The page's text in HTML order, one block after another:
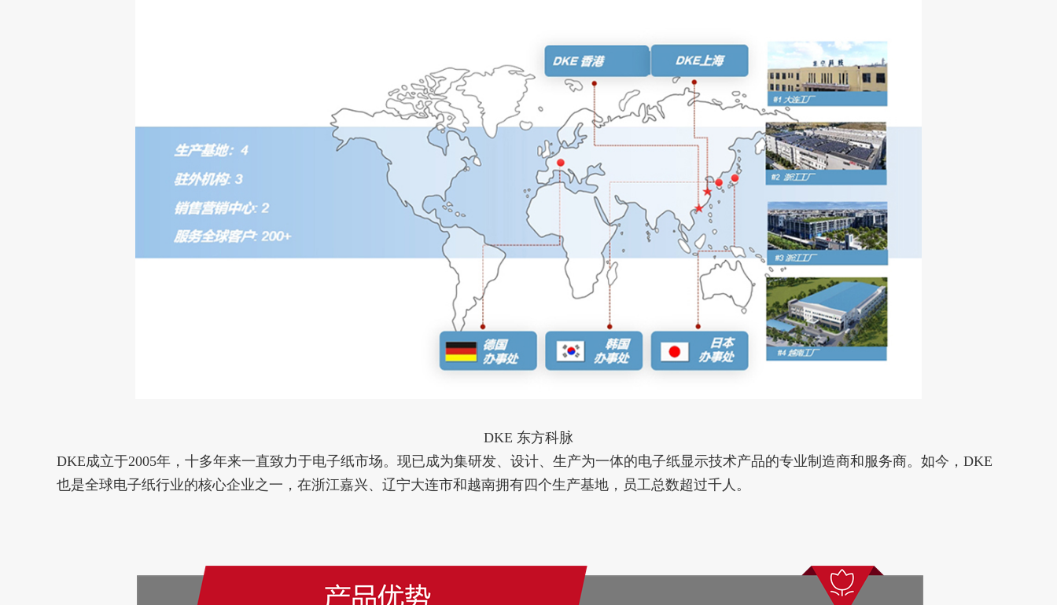
DKE 东方科脉
DKE成立于2005年，十多年来一直致力于电子纸市场。现已成为集研发、设计、生产为一体的电子纸显示技术产品的专业制造商和服务商。 如今，DKE
也是全球电子纸行业的核心企业之一，在浙江嘉兴、辽宁大连市和越南拥有四个生产基地，员工总数超过千人。